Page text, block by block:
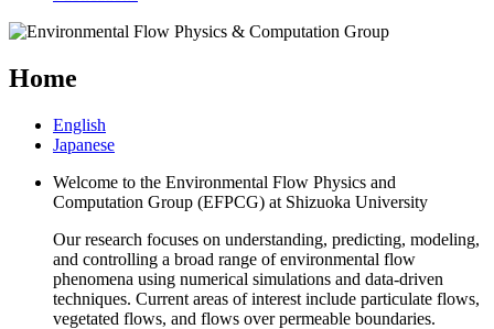
Home
English
Japanese
Welcome to the Environmental Flow Physics and
Computation Group (EFPCG) at Shizuoka University
Our research focuses on understanding, predicting, modeling,
and controlling a broad range of environmental flow
phenomena using numerical simulations and data-driven
techniques. Current areas of interest include particulate flows,
vegetated flows, and flows over permeable boundaries.